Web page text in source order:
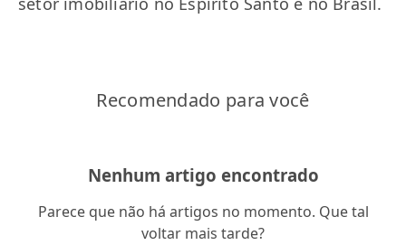
Recomendado para você
Nenhum artigo encontrado
Parece que não há artigos no momento. Que tal
voltar mais tarde?